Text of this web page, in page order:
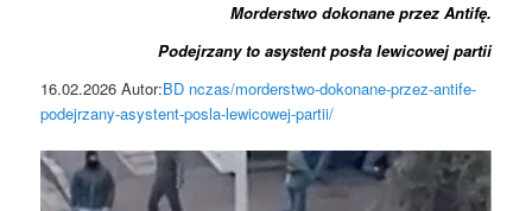
Morderstwo dokonane przez Antifę.
Podejrzany to asystent posła lewicowej partii
16.02.2026 Autor:BD nczas/morderstwo-dokonane-przez-antife-
podejrzany-asystent-posla-lewicowej-partii/